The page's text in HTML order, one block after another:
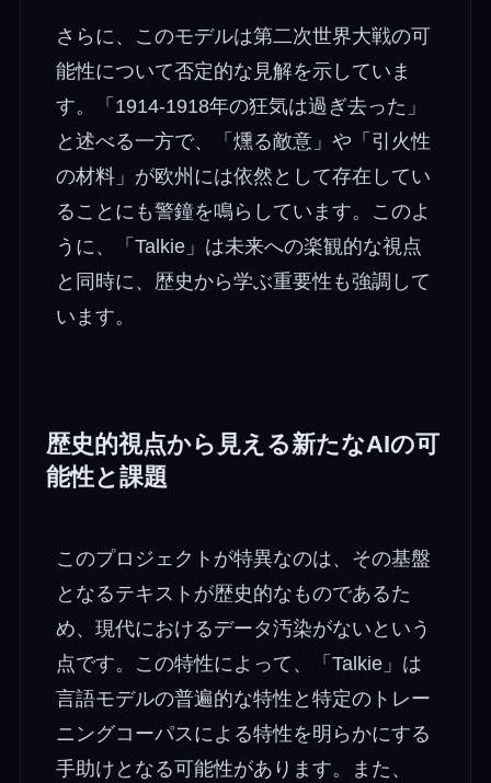
さらに、このモデルは第二次世界大戦の可
能性について否定的な見解を示していま
す。「1914-1918年の狂気は過ぎ去った」
と述べる一方で、「燻る敵意」や「引火性
の材料」が欧州には依然として存在してい
ることにも警鐘を鳴らしています。このよ
うに、「Talkie」は未来への楽観的な視点
と同時に、歴史から学ぶ重要性も強調して
います。
歴史的視点から見える新たなAIの可
能性と課題
このプロジェクトが特異なのは、その基盤
となるテキストが歴史的なものであるた
め、現代におけるデータ汚染がないという
点です。この特性によって、「Talkie」は
言語モデルの普遍的な特性と特定のトレー
ニングコーパスによる特性を明らかにする
手助けとなる可能性があります。また、